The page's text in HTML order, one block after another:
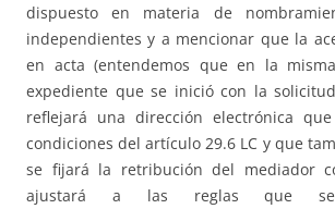
dispuesto en materia de
independientes y a mencionar que la
en acta (entendemos que en la
expediente que se inició con la
reflejará una dirección electrónica
condiciones del artículo 29.6 LC y que
se fijará la retribución del mediador
ajustará a las reglas que se